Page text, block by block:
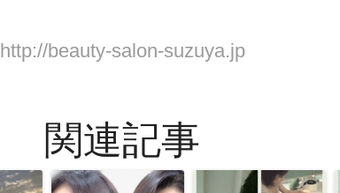
http://beauty-salon-suzuya.jp
関連記事